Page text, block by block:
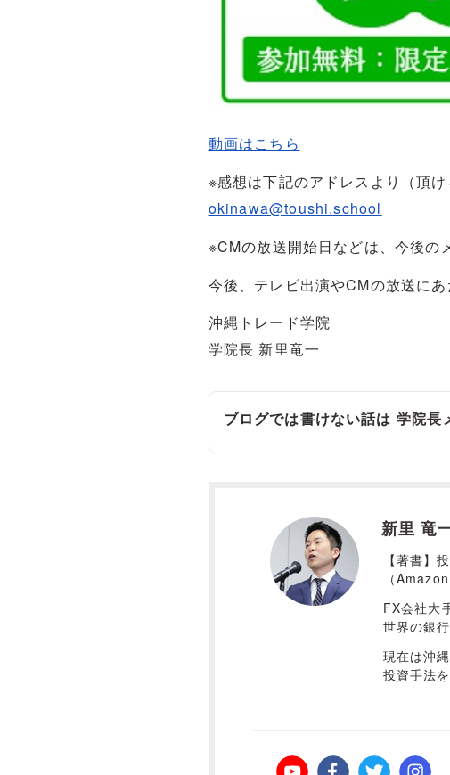
動画はこちら
※感想は下記のアドレスより（頂け
okinawa@toushi.school
※CMの放送開始日などは、今後の
今後、テレビ出演やCMの放送に
沖縄トレード学院
学院長 新里竜一
ブログでは書けない話は 学院長
新里 竜
【著書】
（
FX会社大
世界の銀
現在は沖
投資手法